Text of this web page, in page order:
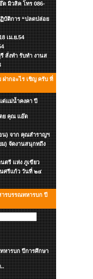
มิวสิค โทร 086-
ฏิบัติการ “ปลดปล่อย
เม.ย.54
สั่งทำ รับทำ งานส
ฝากอะไร เชิญ ครับ ที่
ด่แม่น้ำคงคา ปี
ย คุณ แอ๊ด
น) จาก คุณสำราญฯ
ม) จัดงานสนุกทถึง
ตรี แห่ง ภูเขียว
ศรีแก้ว วันที่ ๒๔
ารบรรณทหารบก ปี
หารบก ปีการศึกษา
..